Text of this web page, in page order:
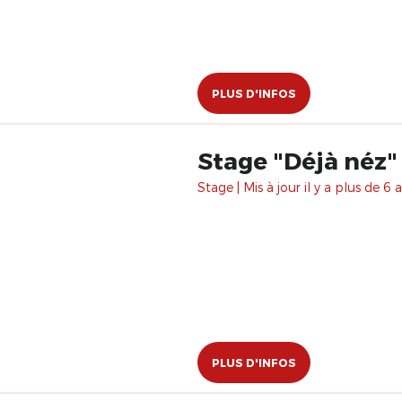
PLUS D'INFOS
Stage "Déjà néz"
Stage | Mis à jour il y a plus de 6
PLUS D'INFOS